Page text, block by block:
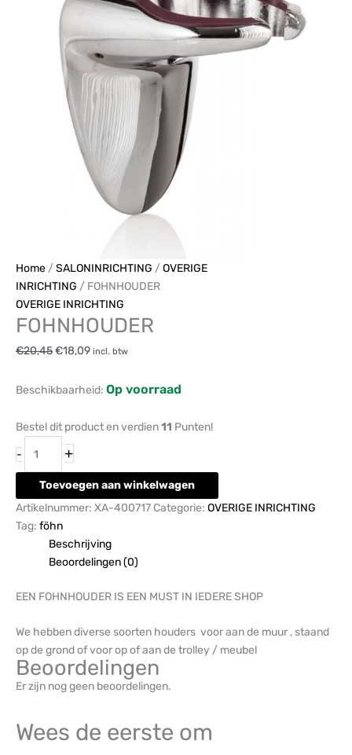
Home /SALONINRICHTING /OVERIGE
INRICHTING / FOHNHOUDER
OVERIGE INRICHTING
FOHNHOUDER
€20,45€18,09 incl. btw
Beschikbaarheid: Op voorraad
Bestel dit product en verdien11 Punten!
- +
Toevoegen aan winkelwagen
Artikelnummer: XA-400717 Categorie: OVERIGE INRICHTING
Tag: föhn
Beschrijving
Beoordelingen (0)
EEN FOHNHOUDER IS EEN MUST IN IEDERE SHOP
We hebben diverse soorten houders voor aan de muur , staand
op de grond of voor op of aan de trolley / meubel
Beoordelingen
Er zijn nog geen beoordelingen.
Wees de eerste om